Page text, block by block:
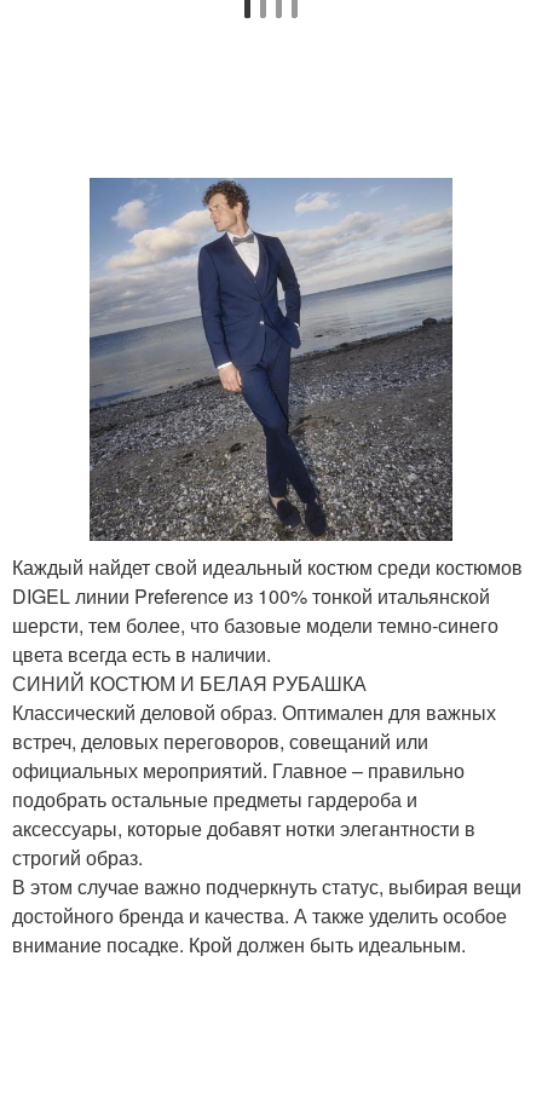
Каждый найдет свой идеальный костюм среди костюмов
DIGEL линии Preference из 100% тонкой итальянской
шерсти, тем более, что базовые модели темно-синего
цвета всегда есть в наличии.
СИНИЙ КОСТЮМ И БЕЛАЯ РУБАШКА
Классический деловой образ. Оптимален для важных
встреч, деловых переговоров, совещаний или
официальных мероприятий. Главное – правильно
подобрать остальные предметы гардероба и
аксессуары, которые добавят нотки элегантности в
строгий образ.
В этом случае важно подчеркнуть статус, выбирая вещи
достойного бренда и качества. А также уделить особое
внимание посадке. Крой должен быть идеальным.